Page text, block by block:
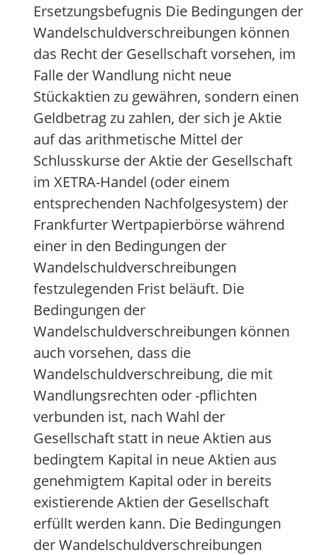
Ersetzungsbefugnis Die Bedingungen der
Wandelschuldverschreibungen können
das Recht der Gesellschaft vorsehen, im
Falle der Wandlung nicht neue
Stückaktien zu gewähren, sondern einen
Geldbetrag zu zahlen, der sich je Aktie
auf das arithmetische Mittel der
Schlusskurse der Aktie der Gesellschaft
im XETRA-Handel (oder einem
entsprechenden Nachfolgesystem) der
Frankfurter Wertpapierbörse während
einer in den Bedingungen der
Wandelschuldverschreibungen
festzulegenden Frist beläuft. Die
Bedingungen der
Wandelschuldverschreibungen können
auch vorsehen, dass die
Wandelschuldverschreibung, die mit
Wandlungsrechten oder -pflichten
verbunden ist, nach Wahl der
Gesellschaft statt in neue Aktien aus
bedingtem Kapital in neue Aktien aus
genehmigtem Kapital oder in bereits
existierende Aktien der Gesellschaft
erfüllt werden kann. Die Bedingungen
der Wandelschuldverschreibungen